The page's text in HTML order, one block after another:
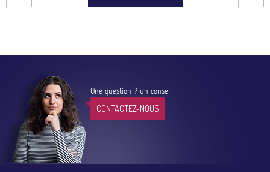
Une question ? un conseil :
CONTACTEZ-NOUS